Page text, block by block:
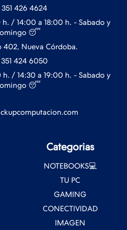
351 426 4624
h. / 14:00 a 18:00 h. - Sabado y
😴
402, Nueva Córdoba.
351 424 6050
h. / 14:30 a 19:00 h. - Sabado y
😴
Categorias
NOTEBOOKS💻
TU PC
GAMING
CONECTIVIDAD
IMAGEN